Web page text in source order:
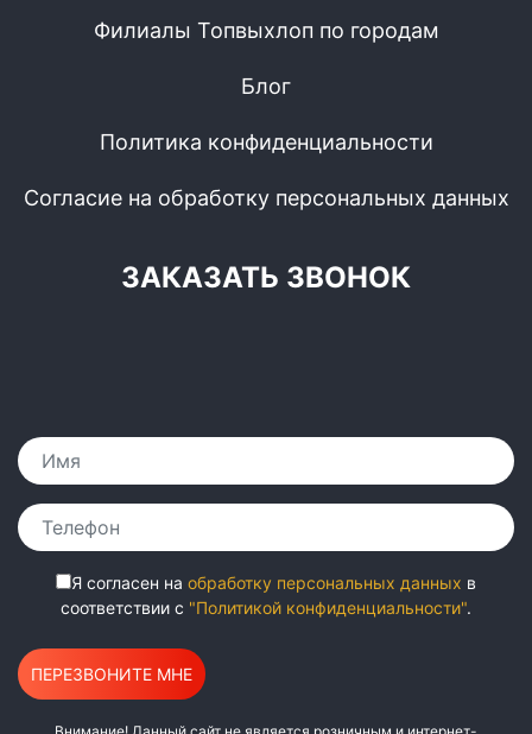
Филиалы Топвыхлоп по городам
Блог
Политика конфиденциальности
Согласие на обработку персональных данных
ЗАКАЗАТЬ ЗВОНОК
Я согласен на обработку персональных данных в
соответствии с "Политикой конфиденциальности".